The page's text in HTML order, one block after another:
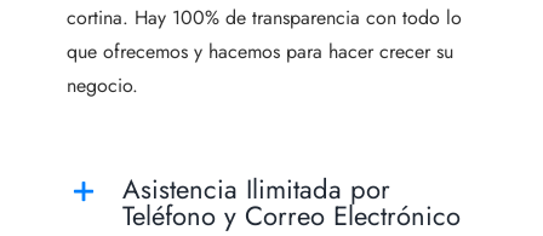
cortina. Hay 100% de transparencia con todo lo
que ofrecemos y hacemos para hacer crecer su
negocio.
Asistencia Ilimitada por
Teléfono y Correo Electrónico